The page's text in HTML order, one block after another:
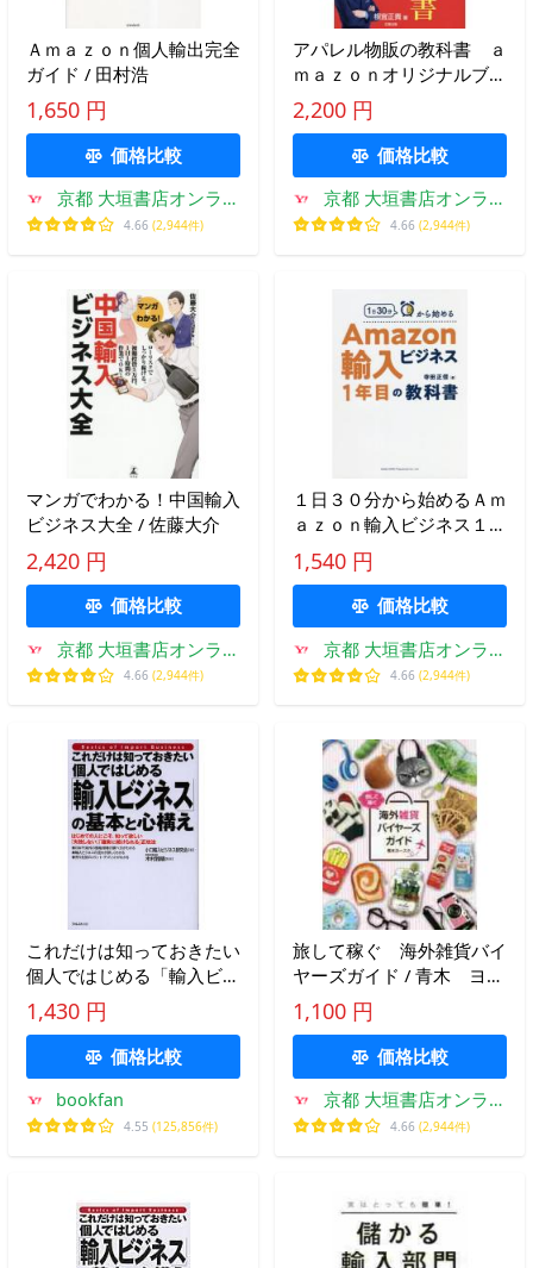
Ａｍａｚｏｎ個人輸出完全
ガイド / 田村浩
1,650 円
価格比較
京都 大垣書店オンライ
ン
4.66 (2,944件)
アパレル物販の教科書 ａ
ｍａｚｏｎオリジナルブラ
ンド戦略で稼ぐ 中国輸入
貿易ビジネス / 根宜正貴
2,200 円
価格比較
京都 大垣書店オンライ
ン
4.66 (2,944件)
マンガでわかる！中国輸入
ビジネス大全 / 佐藤大介
2,420 円
価格比較
京都 大垣書店オンライ
ン
4.66 (2,944件)
１日３０分から始めるＡｍ
ａｚｏｎ輸入ビジネス１年
目の教科書 / 寺田 正信
著
1,540 円
価格比較
京都 大垣書店オンライ
ン
4.66 (2,944件)
これだけは知っておきたい
個人ではじめる「輸入ビジ
ネス」の基本と心構え は
じめての人にこそ、知って
欲しい「失敗しない」「確
実に続けられる」正攻法
1,430 円
価格比較
bookfan
4.55 (125,856件)
旅して稼ぐ 海外雑貨バイ
ヤーズガイド / 青木 ヨー
スケ 著
1,100 円
価格比較
京都 大垣書店オンライ
ン
4.66 (2,944件)